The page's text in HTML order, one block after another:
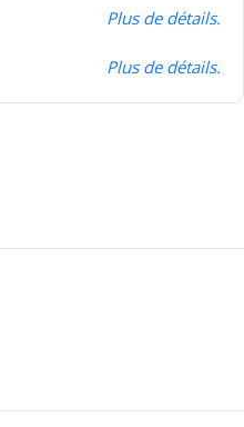
Plus de détails.
Plus de détails.